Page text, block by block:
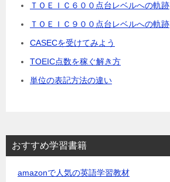
ＴＯＥＩＣ６００点台レベルへの軌跡
ＴＯＥＩＣ９００点台レベルへの軌跡
CASECを受けてみよう
TOEIC点数を稼ぐ解き方
単位の表記方法の違い
おすすめ学習書籍
amazonで人気の英語学習教材